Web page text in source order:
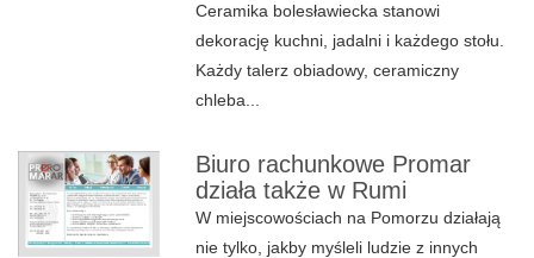
Ceramika bolesławiecka stanowi
dekorację kuchni, jadalni i każdego stołu.
Każdy talerz obiadowy, ceramiczny
chleba...
Biuro rachunkowe Promar
działa także w Rumi
W miejscowościach na Pomorzu działają
nie tylko, jakby myśleli ludzie z innych